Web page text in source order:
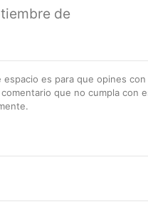
de
espacio es para que opines
que no cumpla con